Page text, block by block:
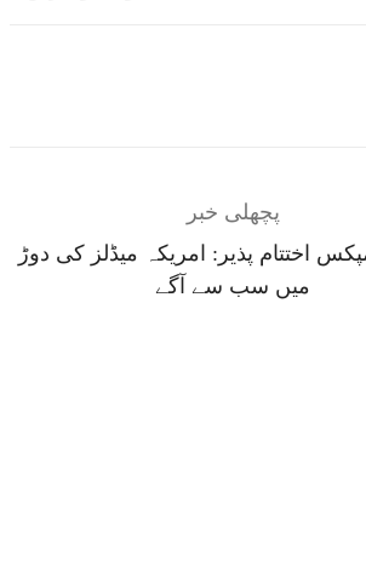
پچھلی خبر
اختتام پذیر: امریکہ میڈلز کی دوڑ
میں سب سے آگے